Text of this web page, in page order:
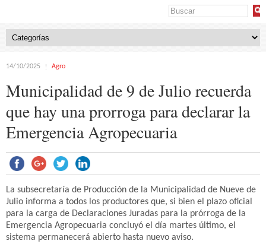
14/10/2025 Agro
Municipalidad de 9 de Julio recuerda
que hay una prorroga para declarar la
Emergencia Agropecuaria
La subsecretaría de Producción de la Municipalidad de Nueve de
Julio informa a todos los productores que, si bien el plazo oficial
para la carga de Declaraciones Juradas para la prórroga de la
Emergencia Agropecuaria concluyó el día martes último, el
sistema permanecerá abierto hasta nuevo aviso.